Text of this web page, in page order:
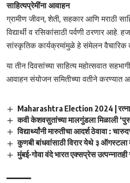
साहित्यप्रेमींना आवाहन
ग्रामीण जीवन, शेती, सहकार आणि मराठी
विद्यार्थी व रसिकांसाठी पर्वणी ठरणार
सांस्कृतिक कार्यक्रमांमुळे हे संमेलन
या तीन दिवसांच्या साहित्य महोत्सवात
आवाहन संयोजन समितीच्या वतीने
Maharashtra Election 2024 |
कवी केशवसुतांच्या मालगुंडला मिळाली
विद्यार्थ्यांनी मारुतीचा आदर्श ठेवावा :
कुणबी बांधवांसाठी विरार येथे ३ ऑगस्टला
मुंबई-गोवा वंदे भारत एक्सप्रेस